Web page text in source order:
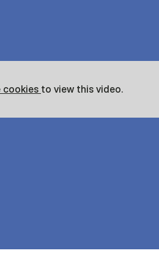
cookies to view this video.